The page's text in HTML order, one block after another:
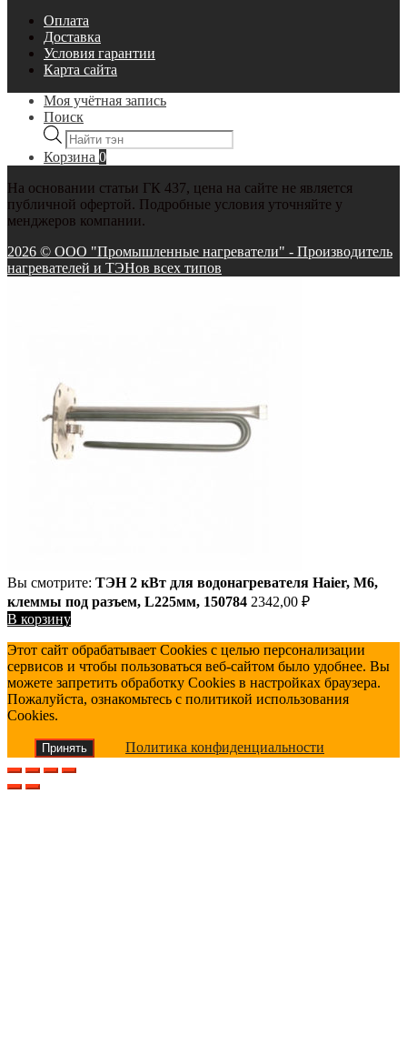
Оплата
Доставка
Условия гарантии
Карта сайта
Моя учётная запись
Поиск
Поиск
товаров
Корзина 0
На основании статьи ГК 437, цена на сайте не является
публичной офертой. Подробные условия уточняйте у
менджеров компании.
2026 © ООО "Промышленные нагреватели" - Производитель
нагревателей и ТЭНов всех типов
Вы смотрите: ТЭН 2 кВт для водонагревателя Haier, М6,
клеммы под разъем, L225мм, 150784 2342,00 ₽
В корзину
Этот сайт обрабатывает Cookies с целью персонализации
сервисов и чтобы пользоваться веб-сайтом было удобнее. Вы
можете запретить обработку Cookies в настройках браузера.
Пожалуйста, ознакомьтесь с политикой использования
Cookies.
Принять Политика конфиденциальности